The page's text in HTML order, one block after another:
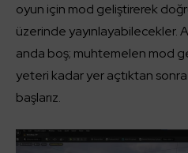
oyun için mod geliştirerek
üzerinde yayınlayabilecekler.
anda boş; muhtemelen mod
yeteri kadar yer açtıktan
başlarız.